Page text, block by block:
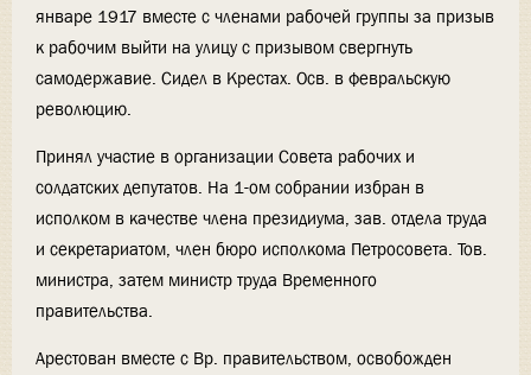
январе 1917 вместе с членами рабочей группы за призыв
к рабочим выйти на улицу с призывом свергнуть
самодержавие. Сидел в Крестах. Осв. в февральскую
революцию.
Принял участие в организации Совета рабочих и
солдатских депутатов. На 1-ом собрании избран в
исполком в качестве члена президиума, зав. отдела труда
и секретариатом, член бюро исполкома Петросовета. Тов.
министра, затем министр труда Временного
правительства.
Арестован вместе с Вр. правительством, освобожден